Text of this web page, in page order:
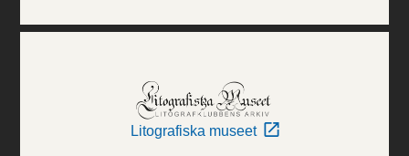
Litografiska museet